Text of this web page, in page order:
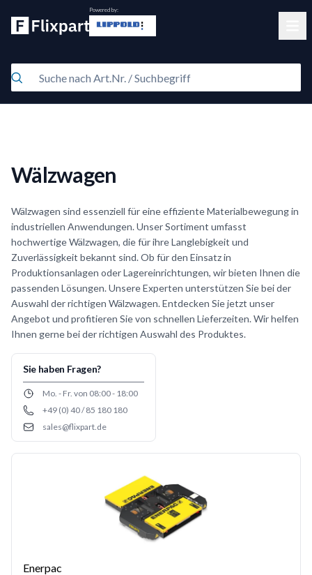
Powered by:
Wälzwagen
Wälzwagen sind essenziell für eine effiziente Materialbewegung in
industriellen Anwendungen. Unser Sortiment umfasst
hochwertige Wälzwagen, die für ihre Langlebigkeit und
Zuverlässigkeit bekannt sind. Ob für den Einsatz in
Produktionsanlagen oder Lagereinrichtungen, wir bieten Ihnen die
passenden Lösungen. Unsere Experten unterstützen Sie bei der
Auswahl der richtigen Wälzwagen. Entdecken Sie jetzt unser
Angebot und profitieren Sie von schnellen Lieferzeiten. Wir helfen
Ihnen gerne bei der richtigen Auswahl des Produktes.
Sie haben Fragen?
Opening hours
Mo. - Fr. von 08:00 - 18:00
Phone number
+49 (0) 40 / 85 180 180
Emailsales@flixpart.de
Enerpac